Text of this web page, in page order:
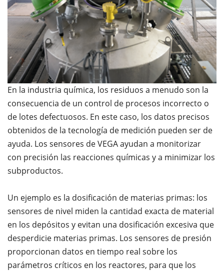
En la industria química, los residuos a menudo son la
consecuencia de un control de procesos incorrecto o
de lotes defectuosos. En este caso, los datos precisos
obtenidos de la tecnología de medición pueden ser de
ayuda. Los sensores de VEGA ayudan a monitorizar
con precisión las reacciones químicas y a minimizar los
subproductos.
Un ejemplo es la dosificación de materias primas: los
sensores de nivel miden la cantidad exacta de material
en los depósitos y evitan una dosificación excesiva que
desperdicie materias primas. Los sensores de presión
proporcionan datos en tiempo real sobre los
parámetros críticos en los reactores, para que los